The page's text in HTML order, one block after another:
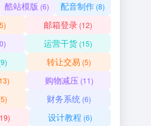
酷站模版 (6) 配音制作 (8)
邮箱登录(12)
运营干货(15)
转让交易 (5)
购物减压(11)
财务系统 (6)
设计教程 (6)